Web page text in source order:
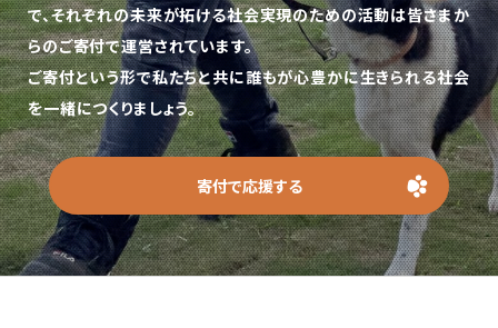
で、それぞれの未来が拓ける社会実現のための活動は皆さまか
らのご寄付で運営されています。
ご寄付という形で私たちと共に誰もが心豊かに生きられる社会
を一緒につくりましょう。
寄付で応援する